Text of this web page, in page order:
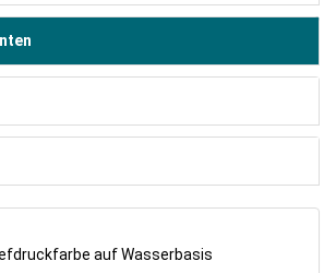
auf Wasserbasis